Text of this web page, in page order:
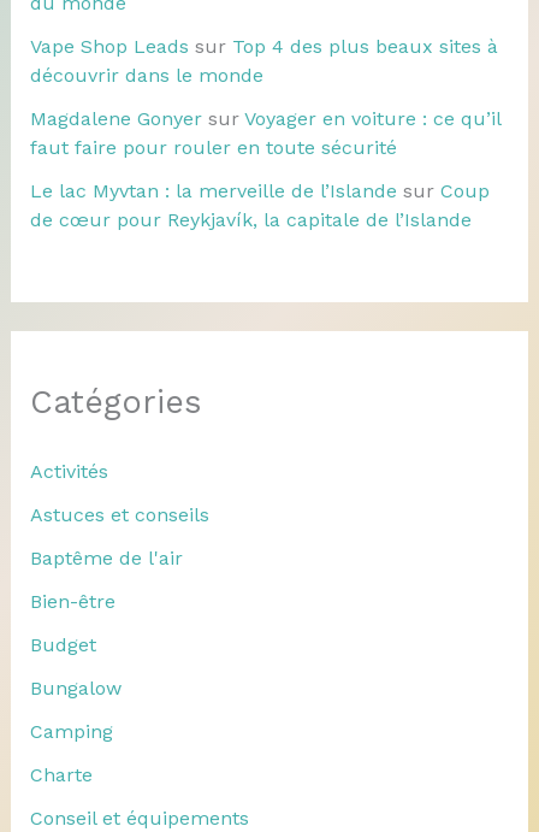
Vape Shop Leads sur Top 4 des plus beaux sites à
découvrir dans le monde
Magdalene Gonyersur Voyager en voiture : ce qu’il
faut faire pour rouler en toute sécurité
Le lac Myvtan : la merveille de l’Islande sur Coup
de cœur pour Reykjavík, la capitale de l’Islande
Catégories
Activités
Astuces et conseils
Baptême de l'air
Bien-être
Budget
Bungalow
Camping
Charte
Conseil et équipements